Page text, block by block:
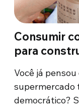
Consumir
para
Você já
supermercado
democrático?